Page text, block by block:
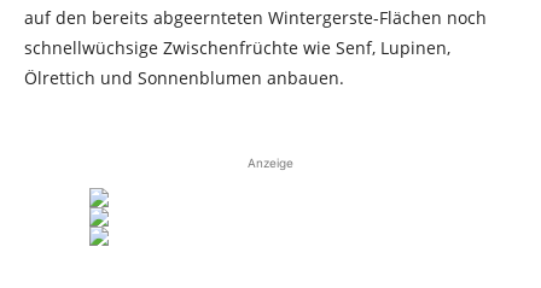
auf den bereits abgeernteten Wintergerste-Flächen noch
schnellwüchsige Zwischenfrüchte wie Senf, Lupinen,
Ölrettich und Sonnenblumen anbauen.
Anzeige